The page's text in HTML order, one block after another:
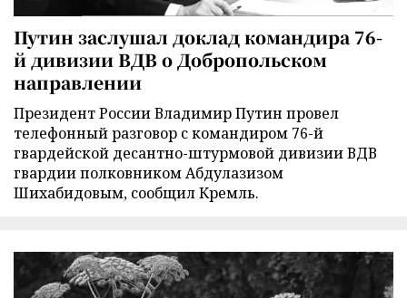
Путин заслушал доклад командира 76-
й дивизии ВДВ о Добропольском
направлении
Президент России Владимир Путин провел
телефонный разговор с командиром 76-й
гвардейской десантно-штурмовой дивизии ВДВ
гвардии полковником Абдулазизом
Шихабидовым, сообщил Кремль.